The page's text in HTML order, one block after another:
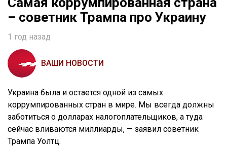
– советник Трампа про Украину
1 год назад
ВАШИ НОВОСТИ
Украина была и остается одной из самых
коррумпированных стран в мире. Мы всегда должны
заботиться о долларах налогоплательщиков, а туда
сейчас вливаются миллиарды, — заявил советник
Трампа Уолтц.